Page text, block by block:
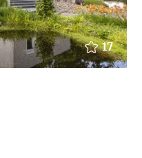
17